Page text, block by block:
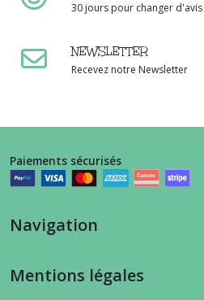
30 jours pour changer d'avis
NEWSLETTER
Recevez notre Newsletter
Paiements sécurisés
Navigation
Mentions légales